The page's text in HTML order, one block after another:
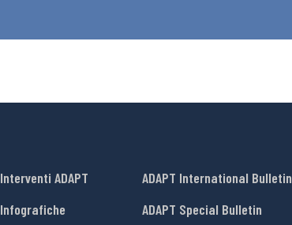
Interventi ADAPT
Infografiche
ADAPT International Bulletin
ADAPT Special Bulletin